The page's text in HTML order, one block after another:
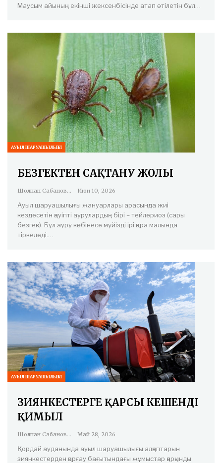
Маусым айының екінші жексенбісінде атап өтілетін бұл…
АУЫЛ ШАРУАШЫЛЫҒЫ
БЕЗГЕКТЕН САҚТАНУ ЖОЛЫ
Шолпан Сабанова Июн 10, 2026
Ауыл шаруашылығы жануарлары арасында жиі
кездесетін қауіпті аурулардың бірі – тейлериоз (сары
безгек). Бұл ауру көбінесе мүйізді ірі қара малында
тіркеледі.…
АУЫЛ ШАРУАШЫЛЫҒЫ
ЗИЯНКЕСТЕРГЕ ҚАРСЫ КЕШЕНДІ
ҚИМЫЛ
Шолпан Сабанова Май 28, 2026
Қордай ауданында ауыл шаруашылығы алқаптарын
зиянкестерден қорғау бағытындағы жұмыстар қарқынды